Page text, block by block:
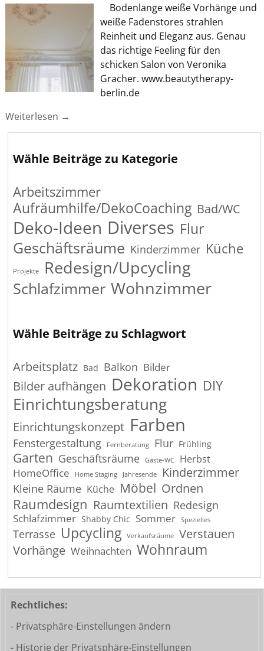
Bodenlange weiße Vorhänge und
weiße Fadenstores strahlen
Reinheit und Eleganz aus. Genau
das richtige Feeling für den
schicken Salon von Veronika
Gracher. www.beautytherapy-
berlin.de
Weiterlesen →
Wähle Beiträge zu Kategorie
Arbeitszimmer
Aufräumhilfe/DekoCoaching Bad/WC
Deko-Ideen Diverses Flur
Geschäftsräume Kinderzimmer Küche
Projekte Redesign/Upcycling
Schlafzimmer Wohnzimmer
Wähle Beiträge zu Schlagwort
Arbeitsplatz Bad Balkon Bilder
Bilder aufhängen Dekoration DIY
Einrichtungsberatung
Einrichtungskonzept Farben
Fenstergestaltung Fernberatung Flur Frühling
Garten Geschäftsräume Gäste-WC Herbst
HomeOffice Home Staging Jahresende Kinderzimmer
Kleine Räume Küche Möbel Ordnen
Raumdesign Raumtextilien Redesign
Schlafzimmer Shabby Chic Sommer Spezielles
Terrasse Upcycling Verkaufsräume Verstauen
Vorhänge Weihnachten Wohnraum
Rechtliches:
- Privatsphäre-Einstellungen ändern
- Historie der Privatsphäre-Einstellungen